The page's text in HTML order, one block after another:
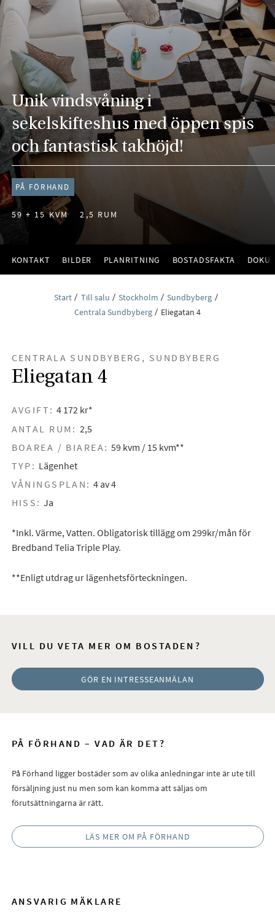
Unik vindsvåning i
sekelskifteshus med öppen spis
och fantastisk takhöjd!
PÅ FÖRHAND
59 + 15 KVM 2,5 RUM
KONTAKT BILDER PLANRITNING BOSTADSFAKTA
Start Till salu Stockholm
Sundbyberg
Centrala Sundbyberg
Eliegatan 4
CENTRALA SUNDBYBERG, SUNDBYBERG
Eliegatan 4
AVGIFT: 4 172 kr*
ANTAL RUM: 2,5
BOAREA / BIAREA: 59 kvm / 15 kvm**
TYP: Lägenhet
VÅNINGSPLAN: 4 av 4
HISS: Ja
*Inkl. Värme, Vatten. Obligatorisk tillägg om 299kr/mån för
Bredband Telia Triple Play.
**Enligt utdrag ur lägenhetsförteckningen.
VILL DU VETA MER OM BOSTADEN?
GÖR EN INTRESSEANMÄLAN
PÅ FÖRHAND – VAD ÄR DET?
På Förhand ligger bostäder som av olika anledningar inte är ute till
försäljning just nu men som kan komma att säljas om
förutsättningarna är rätt.
LÄS MER OM PÅ FÖRHAND
ANSVARIG MÄKLARE